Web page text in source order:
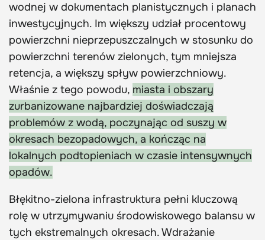
wodnej w dokumentach planistycznych i planach
inwestycyjnych. Im większy udział procentowy
powierzchni nieprzepuszczalnych w stosunku do
powierzchni terenów zielonych, tym mniejsza
retencja, a większy spływ powierzchniowy.
Właśnie z tego powodu, miasta i obszary
zurbanizowane najbardziej doświadczają
problemów z wodą, poczynając od suszy w
okresach bezopadowych, a kończąc na
lokalnych podtopieniach w czasie intensywnych
opadów.
Błękitno-zielona infrastruktura pełni kluczową
rolę w utrzymywaniu środowiskowego balansu w
tych ekstremalnych okresach. Wdrażanie